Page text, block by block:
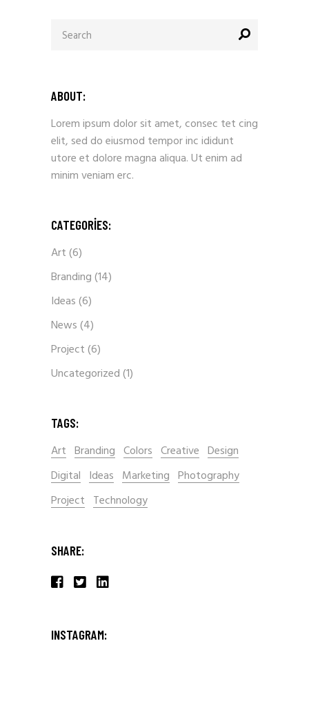
ABOUT:
Lorem ipsum dolor sit amet, consec tet cing
elit, sed do eiusmod tempor inc ididunt
utore et dolore magna aliqua. Ut enim ad
minim veniam erc.
CATEGORIES:
Art(6)
Branding(14)
Ideas(6)
News(4)
Project(6)
Uncategorized(1)
TAGS:
Art Branding Colors Creative Design
Digital Ideas Marketing Photography
Project Technology
SHARE:
INSTAGRAM: